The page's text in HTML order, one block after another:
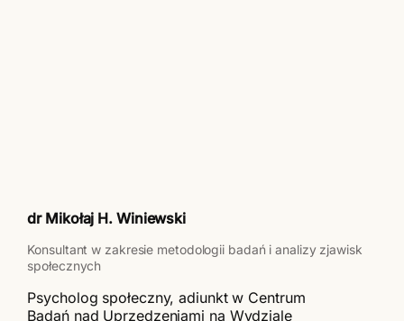
dr Mikołaj H. Winiewski
Konsultant w zakresie metodologii badań i analizy zjawisk
społecznych
Psycholog społeczny, adiunkt w Centrum
Badań nad Uprzedzeniami na Wydziale